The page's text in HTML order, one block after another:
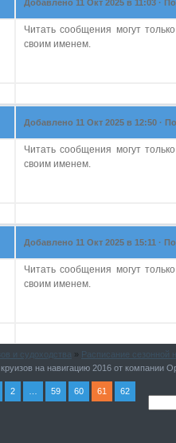
Добавлено 11 Окт 2025 в 11:03 ·
Читать сообщения могут
своим именем.
Добавлено 11 Окт 2025 в 12:50 ·
Читать сообщения могут
своим именем.
Добавлено 11 Окт 2025 в 15:11 ·
Читать сообщения могут
своим именем.
и судоходства » Расписание сезонной
на навигацию 2016 от компании
2 59 60 61 62